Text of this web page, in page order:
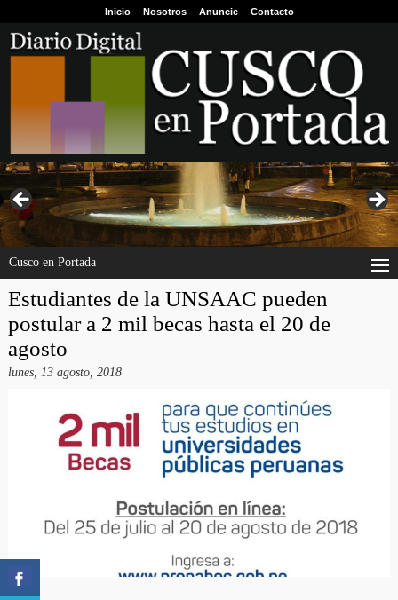
Inicio Nosotros Anuncie Contacto
Cusco en Portada
Estudiantes de la UNSAAC pueden
postular a 2 mil becas hasta el 20 de
agosto
lunes, 13 agosto, 2018